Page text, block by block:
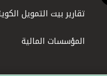
تقارير بيت التمويل
المؤسسات المالية